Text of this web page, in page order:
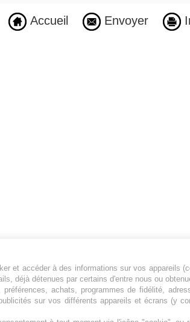
Accueil Envoyer
?
des
et accéder à des informations sur vos appareils
déjà détenues par certains d'entre nous ou
achats, programmes de fidélité,
sur vos différents appareils et écrans (y